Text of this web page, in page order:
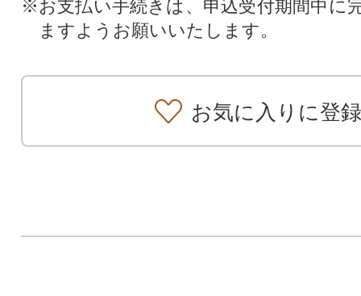
※お支払い手続きは、申込受付期間中に
ますようお願いいたします。
お気に入りに登録